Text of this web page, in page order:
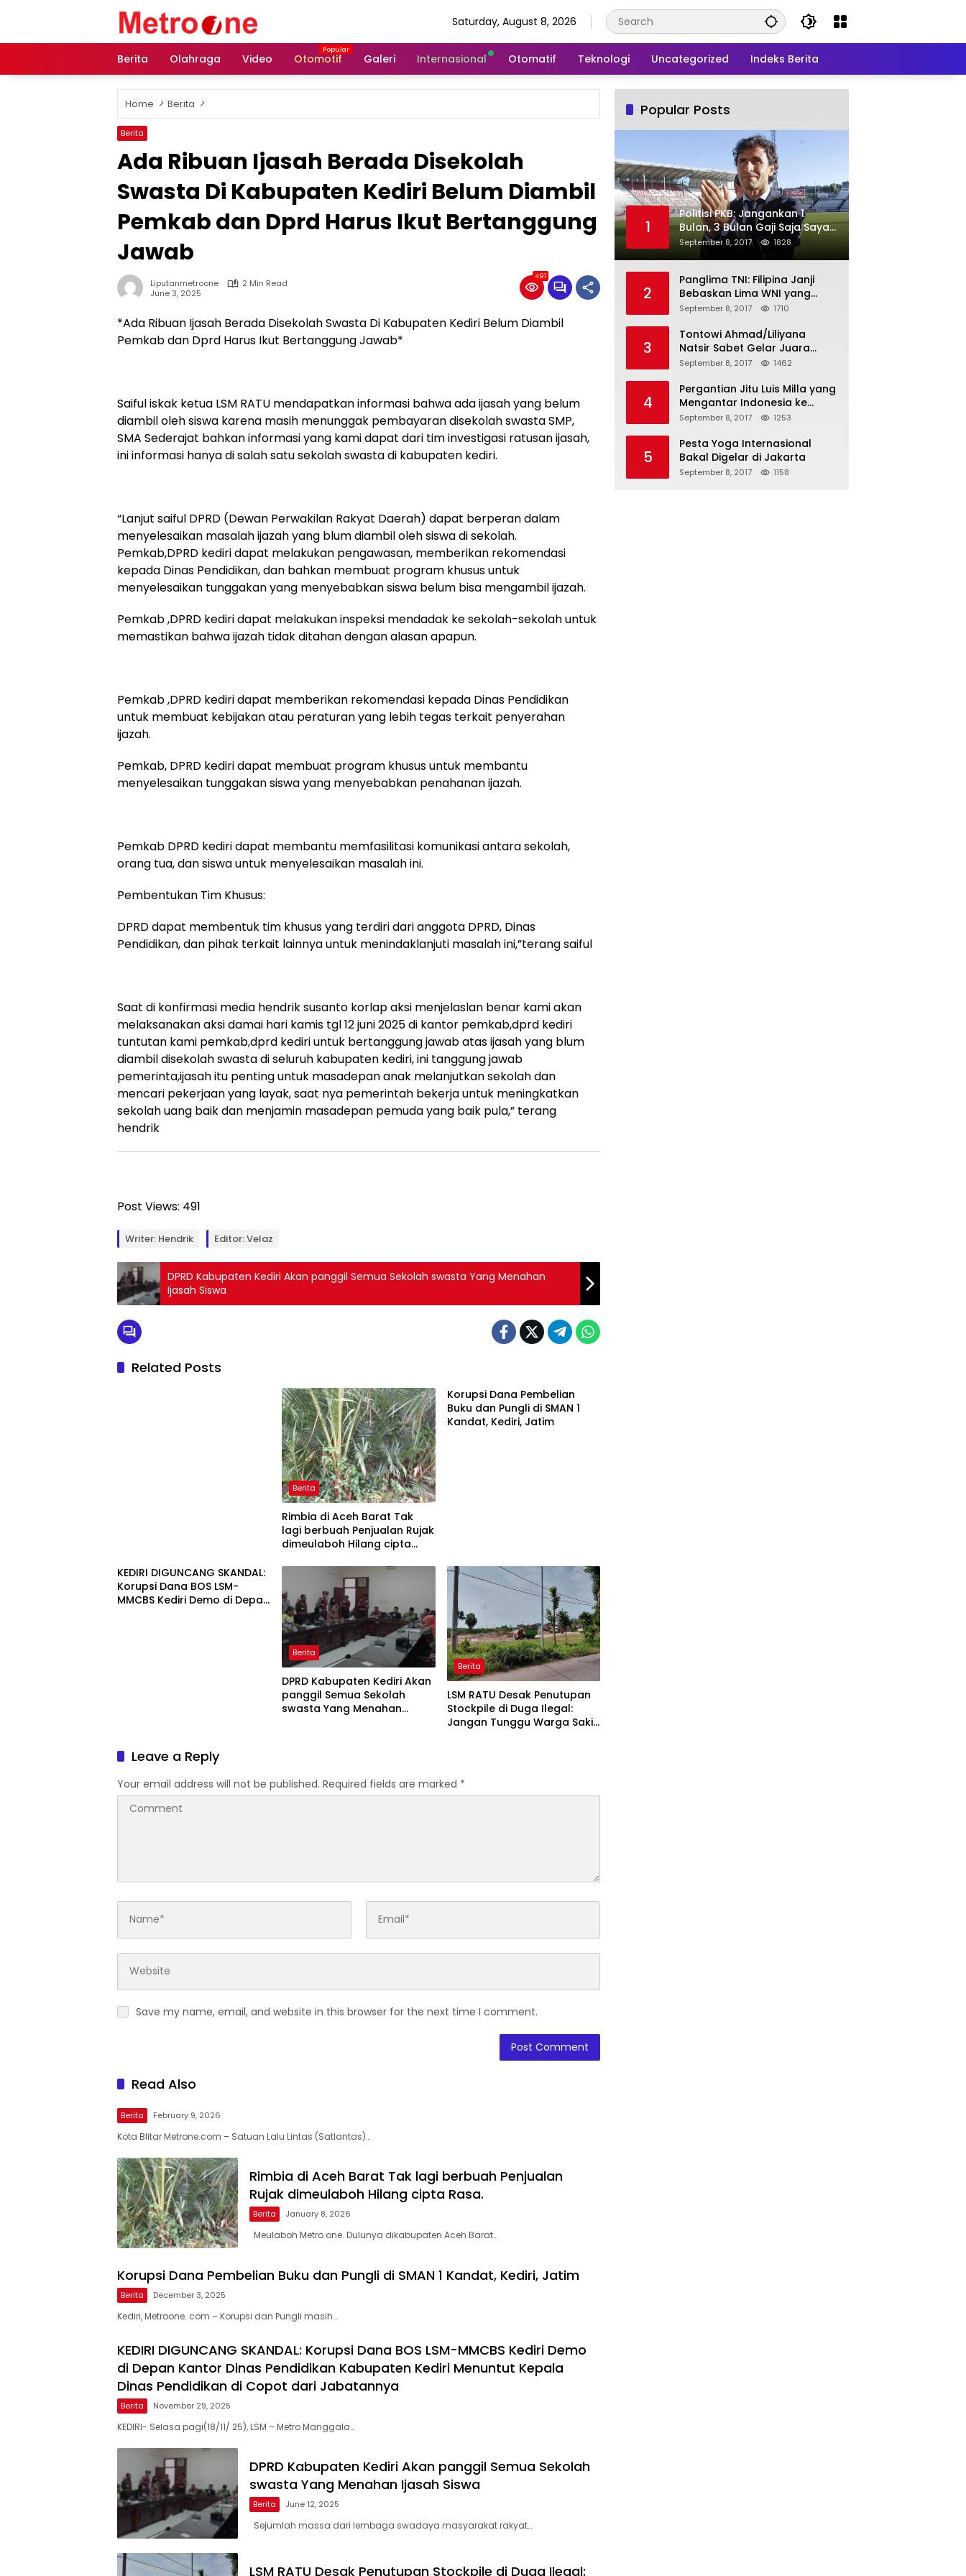
Saturday, August 8, 2026
Berita Olahraga Video Otomotif Galeri Internasional Otomatif Teknologi Uncategorized Indeks Berita
Home Berita
Berita
Ada Ribuan Ijasah Berada Disekolah
Swasta Di Kabupaten Kediri Belum Diambil
Pemkab dan Dprd Harus Ikut Bertanggung
Jawab
Liputanmetroone
2 Min Read
June 3, 2025
491
*Ada Ribuan Ijasah Berada Disekolah Swasta Di Kabupaten Kediri Belum Diambil
Pemkab dan Dprd Harus Ikut Bertanggung Jawab*
Saiful iskak ketua LSM RATU mendapatkan informasi bahwa ada ijasah yang belum
diambil oleh siswa karena masih menunggak pembayaran disekolah swasta SMP,
SMA Sederajat bahkan informasi yang kami dapat dari tim investigasi ratusan ijasah,
ini informasi hanya di salah satu sekolah swasta di kabupaten kediri.
“Lanjut saiful DPRD (Dewan Perwakilan Rakyat Daerah) dapat berperan dalam
menyelesaikan masalah ijazah yang blum diambil oleh siswa di sekolah.
Pemkab,DPRD kediri dapat melakukan pengawasan, memberikan rekomendasi
kepada Dinas Pendidikan, dan bahkan membuat program khusus untuk
menyelesaikan tunggakan yang menyebabkan siswa belum bisa mengambil ijazah.
Pemkab ,DPRD kediri dapat melakukan inspeksi mendadak ke sekolah-sekolah untuk
memastikan bahwa ijazah tidak ditahan dengan alasan apapun.
Pemkab ,DPRD kediri dapat memberikan rekomendasi kepada Dinas Pendidikan
untuk membuat kebijakan atau peraturan yang lebih tegas terkait penyerahan
ijazah.
Pemkab, DPRD kediri dapat membuat program khusus untuk membantu
menyelesaikan tunggakan siswa yang menyebabkan penahanan ijazah.
Pemkab DPRD kediri dapat membantu memfasilitasi komunikasi antara sekolah,
orang tua, dan siswa untuk menyelesaikan masalah ini.
Pembentukan Tim Khusus:
DPRD dapat membentuk tim khusus yang terdiri dari anggota DPRD, Dinas
Pendidikan, dan pihak terkait lainnya untuk menindaklanjuti masalah ini,”terang saiful
Saat di konfirmasi media hendrik susanto korlap aksi menjelaslan benar kami akan
melaksanakan aksi damai hari kamis tgl 12 juni 2025 di kantor pemkab,dprd kediri
tuntutan kami pemkab,dprd kediri untuk bertanggung jawab atas ijasah yang blum
diambil disekolah swasta di seluruh kabupaten kediri, ini tanggung jawab
pemerinta,ijasah itu penting untuk masadepan anak melanjutkan sekolah dan
mencari pekerjaan yang layak, saat nya pemerintah bekerja untuk meningkatkan
sekolah uang baik dan menjamin masadepan pemuda yang baik pula,” terang
hendrik
Post Views: 491
Writer: Hendrik Editor: Velaz
DPRD Kabupaten Kediri Akan panggil Semua Sekolah swasta Yang Menahan
Ijasah Siswa
Related Posts
Berita
Rimbia di Aceh Barat Tak
lagi berbuah Penjualan Rujak
dimeulaboh Hilang cipta
Korupsi Dana Pembelian
Buku dan Pungli di SMAN 1
Kandat, Kediri, Jatim
KEDIRI DIGUNCANG SKANDAL:
Korupsi Dana BOS LSM-
MMCBS Kediri Demo di Depan
Berita
DPRD Kabupaten Kediri Akan
panggil Semua Sekolah
swasta Yang Menahan
Berita
LSM RATU Desak Penutupan
Stockpile di Duga Ilegal:
Jangan Tunggu Warga Sakit
Leave a Reply
Your email address will not be published. Required fields are marked *
Save my name, email, and website in this browser for the next time I comment.
Read Also
Berita February 9, 2026
Kota Blitar Metrone.com – Satuan Lalu Lintas (Satlantas)…
Rimbia di Aceh Barat Tak lagi berbuah Penjualan
Rujak dimeulaboh Hilang cipta Rasa.
Berita January 8, 2026
Meulaboh Metro one. Dulunya dikabupaten Aceh Barat…
Korupsi Dana Pembelian Buku dan Pungli di SMAN 1 Kandat, Kediri, Jatim
Berita December 3, 2025
Kediri, Metroone. com – Korupsi dan Pungli masih…
KEDIRI DIGUNCANG SKANDAL: Korupsi Dana BOS LSM-MMCBS Kediri Demo
di Depan Kantor Dinas Pendidikan Kabupaten Kediri Menuntut Kepala
Dinas Pendidikan di Copot dari Jabatannya
Berita November 29, 2025
KEDIRI- Selasa pagi(18/11/ 25), LSM – Metro Manggala…
DPRD Kabupaten Kediri Akan panggil Semua Sekolah
swasta Yang Menahan Ijasah Siswa
Berita June 12, 2025
Sejumlah massa dari lembaga swadaya masyarakat rakyat…
LSM RATU Desak Penutupan Stockpile di Duga Ilegal:
Popular Posts
1
Politisi PKB: Jangankan 1
Bulan, 3 Bulan Gaji Saja Saya
Siap untuk Rohingya
September 8, 2017 1828
2
Panglima TNI: Filipina Janji
Bebaskan Lima WNI yang
Disandera Abu Sayyaf
September 8, 2017 1710
3
Tontowi Ahmad/Liliyana
Natsir Sabet Gelar Juara
Dunia Kedua
September 8, 2017 1462
4
Pergantian Jitu Luis Milla yang
Mengantar Indonesia ke
Semifinal
September 8, 2017 1253
5
Pesta Yoga Internasional
Bakal Digelar di Jakarta
September 8, 2017 1158